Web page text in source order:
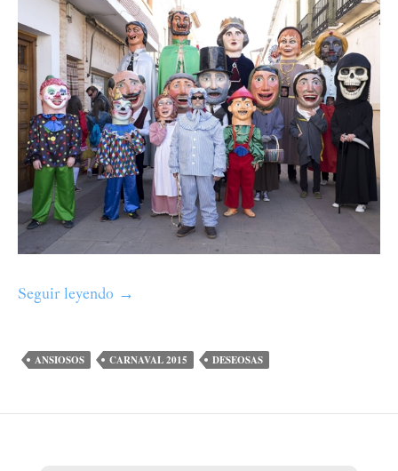
Seguir leyendo Comienza el Carnaval 2015
→
ANSIOSOS CARNAVAL 2015 DESEOSAS